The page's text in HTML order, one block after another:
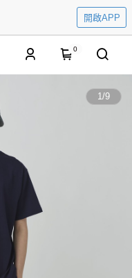
開啟APP
0
1/9